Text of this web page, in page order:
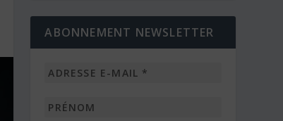
ABONNEMENT NEWSLETTER
Adresse
*
Prénom